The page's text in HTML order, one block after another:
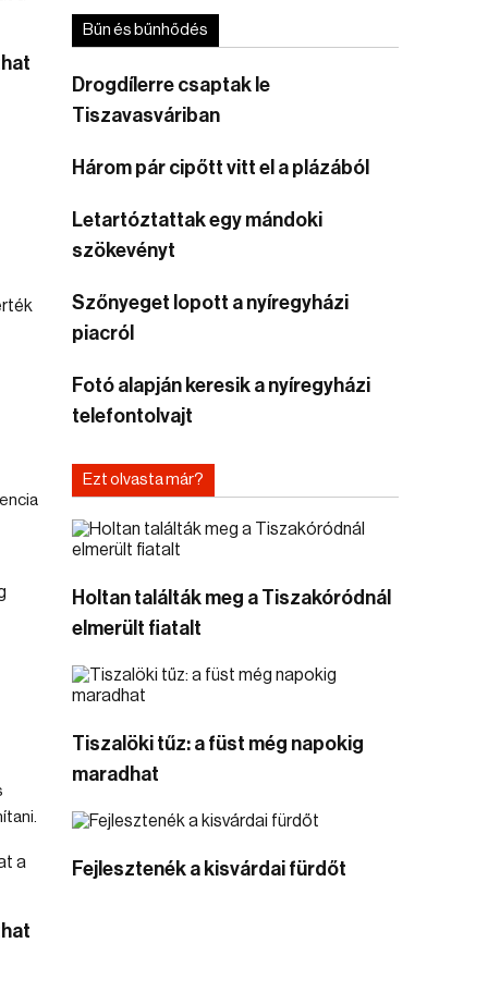
Bűn és bűnhődés
Drogdílerre csaptak le
Tiszavasváriban
Három pár cipőtt vitt el a plázából
Letartóztattak egy mándoki
szökevényt
Szőnyeget lopott a nyíregyházi
piacról
Fotó alapján keresik a nyíregyházi
telefontolvajt
Ezt olvasta már?
Holtan találták meg a Tiszakóródnál
elmerült fiatalt
Tiszalöki tűz: a füst még napokig
maradhat
Fejlesztenék a kisvárdai fürdőt